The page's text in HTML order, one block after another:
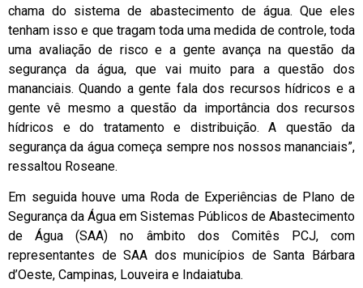
chama do sistema de abastecimento de água. Que eles
tenham isso e que tragam toda uma medida de controle, toda
uma avaliação de risco e a gente avança na questão da
segurança da água, que vai muito para a questão dos
mananciais. Quando a gente fala dos recursos hídricos e a
gente vê mesmo a questão da importância dos recursos
hídricos e do tratamento e distribuição. A questão da
segurança da água começa sempre nos nossos mananciais”,
ressaltou Roseane.
Em seguida houve uma Roda de Experiências de Plano de
Segurança da Água em Sistemas Públicos de Abastecimento
de Água (SAA) no âmbito dos Comitês PCJ, com
representantes de SAA dos municípios de Santa Bárbara
d’Oeste, Campinas, Louveira e Indaiatuba.